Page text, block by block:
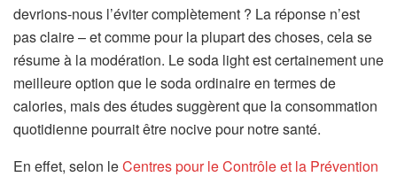
devrions-nous l’éviter complètement ? La réponse n’est
pas claire – et comme pour la plupart des choses, cela se
résume à la modération. Le soda light est certainement une
meilleure option que le soda ordinaire en termes de
calories, mais des études suggèrent que la consommation
quotidienne pourrait être nocive pour notre santé.
En effet, selon leCentres pour le Contrôle et la Prévention